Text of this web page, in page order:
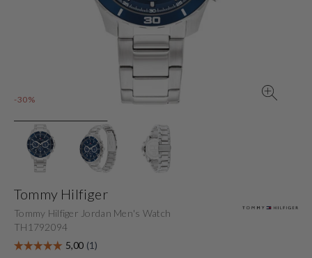
-30%
in
gallery
view
Tommy Hilfiger
Tommy Hilfiger Jordan Men's Watch
TH1792094